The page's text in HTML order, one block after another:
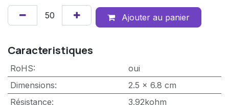
Ajouter au panier
Caracteristiques
RoHS:
oui
Dimensions:
2.5 x 6.8 cm
Résistance:
3.92kohm